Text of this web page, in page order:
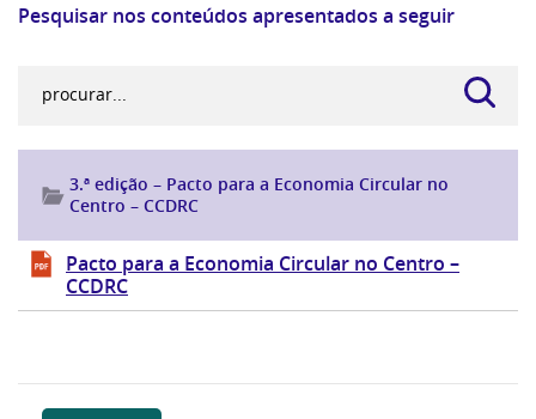
Pesquisar nos conteúdos apresentados a seguir
3.ª edição – Pacto para a Economia Circular no
Centro – CCDRC
Pacto para a Economia Circular no Centro –
CCDRC